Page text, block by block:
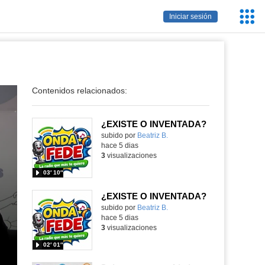
Iniciar sesión
Contenidos relacionados:
¿EXISTE O INVENTADA?
Contenido educativo.
subido por Beatriz B.
03′ 10″
hace 5 dias
3visualizaciones
¿EXISTE O INVENTADA?
Contenido educativo.
subido por Beatriz B.
02′ 01″
hace 5 dias
3visualizaciones